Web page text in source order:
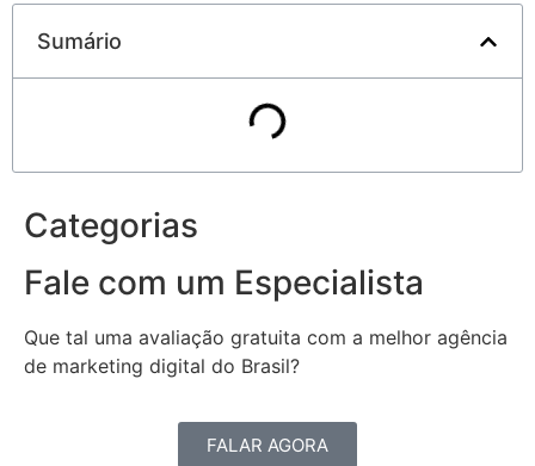
Sumário
Categorias
Fale com um Especialista
Que tal uma avaliação gratuita com a melhor agência
de marketing digital do Brasil?
FALAR AGORA